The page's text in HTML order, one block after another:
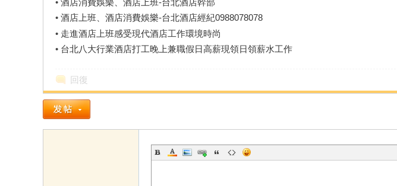
• 酒店上班、酒店消費娛樂-台北酒店經紀0988078078
• 走進酒店上班感受現代酒店工作環境時尚
• 台北八大行業酒店打工晚上兼職假日高薪現領日領薪水工作
回復